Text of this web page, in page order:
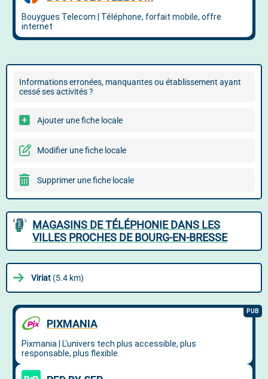
Informations erronées, manquantes ou établissement ayant
cessé ses activités ?
Ajouter une fiche locale
Modifier une fiche locale
Supprimer une fiche locale
MAGASINS DE TÉLÉPHONIE DANS LES
VILLES PROCHES DE BOURG-EN-BRESSE
Viriat (5.4 km)